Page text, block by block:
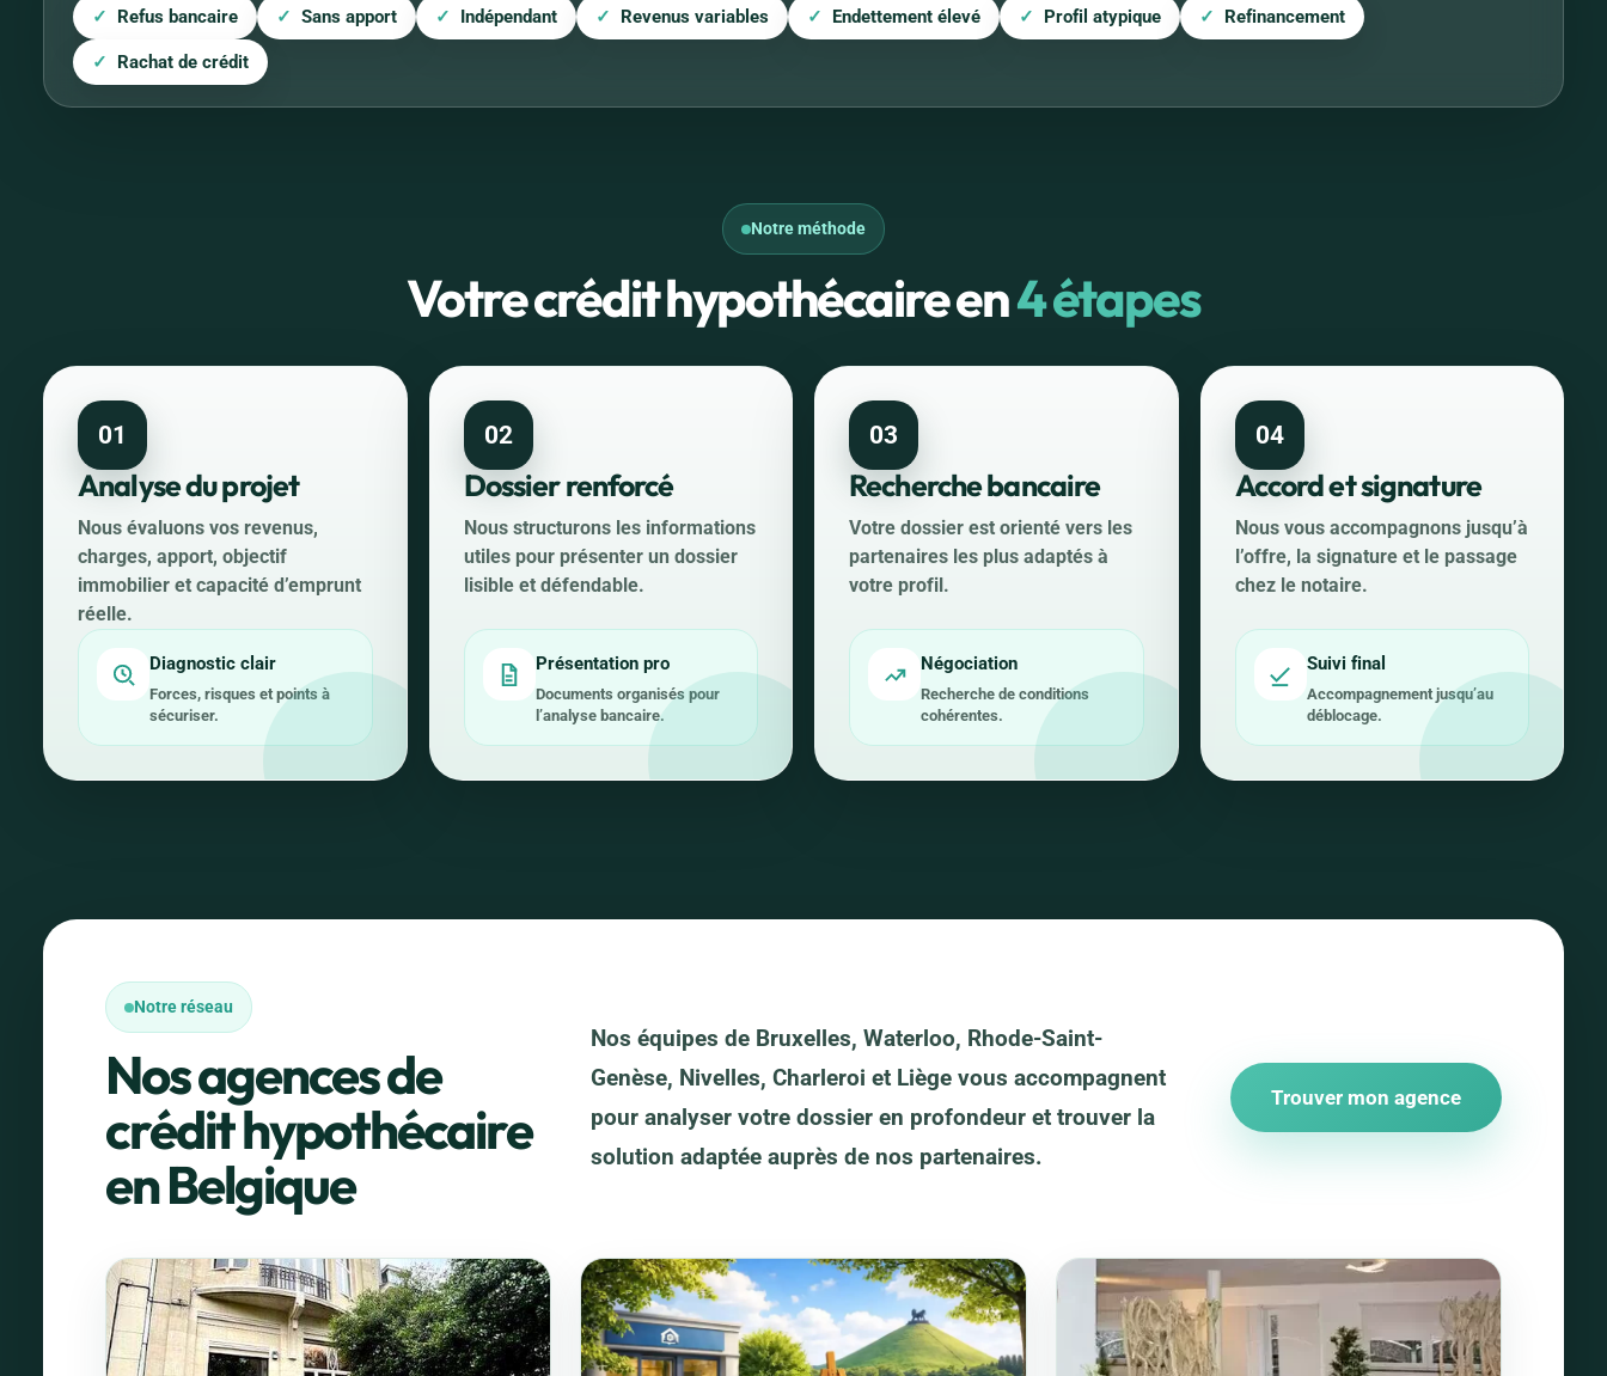
Refus bancaire Sans apport Indépendant Revenus variables Endettement élevé Profil atypique Refinancement
Rachat de crédit
Notre méthode
Votre crédit hypothécaire en4 étapes
01
Analyse du projet
Nous évaluons vos revenus,
charges, apport, objectif
immobilier et capacité d’emprunt
réelle.
Diagnostic clair
Forces, risques et points à
sécuriser.
02
Dossier renforcé
Nous structurons les informations
utiles pour présenter un dossier
lisible et défendable.
Présentation pro
Documents organisés pour
l’analyse bancaire.
03
Recherche bancaire
Votre dossier est orienté vers les
partenaires les plus adaptés à
votre profil.
Négociation
Recherche de conditions
cohérentes.
04
Accord et signature
Nous vous accompagnons jusqu’à
l’offre, la signature et le passage
chez le notaire.
Suivi final
Accompagnement jusqu’au
déblocage.
Notre réseau
Nos agences de
crédit hypothécaire
en Belgique
Nos équipes de Bruxelles, Waterloo, Rhode-Saint-
Genèse, Nivelles, Charleroi et Liège vous accompagnent
pour analyser votre dossier en profondeur et trouver la
solution adaptée auprès de nos partenaires.
Trouver mon agence